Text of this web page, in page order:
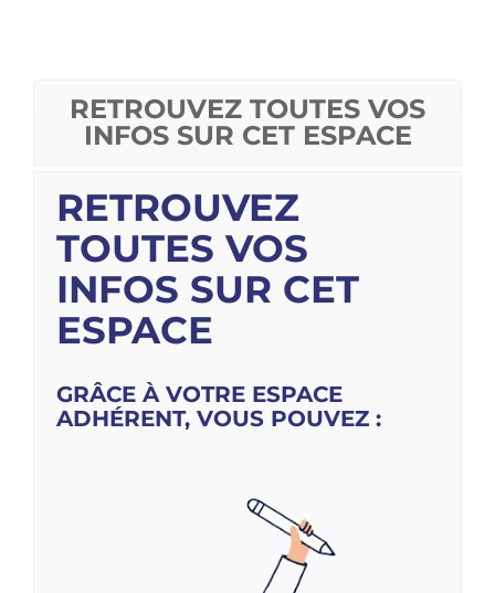
RETROUVEZ TOUTES VOS
INFOS SUR CET ESPACE
RETROUVEZ
TOUTES VOS
INFOS SUR CET
ESPACE
GRÂCE À VOTRE ESPACE
ADHÉRENT, VOUS POUVEZ :